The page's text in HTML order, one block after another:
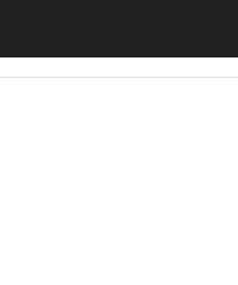
y auditoría continua: